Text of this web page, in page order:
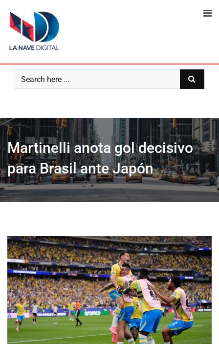
content
Martinelli anota gol decisivo
para Brasil ante Japón